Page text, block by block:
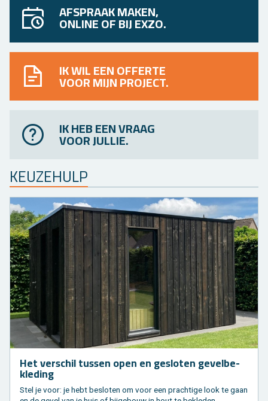
AFSPRAAK MAKEN,
ONLINE OF BIJ EXZO.
IK WIL EEN OFFERTE
VOOR MIJN PROJECT.
IK HEB EEN VRAAG
VOOR JULLIE.
KEU­ZE­HULP
Het ver­schil tus­sen open en ge­slo­ten ge­vel­be­
kle­ding
Stel je voor: je hebt be­slo­ten om voor een prach­ti­ge look te gaan